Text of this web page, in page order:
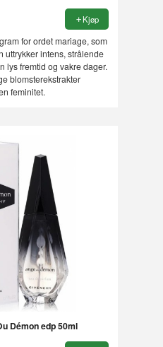
Kjøp
for ordet mariage, som
uttrykker intens, strålende
lys fremtid og vakre dager.
blomsterekstrakter
feminitet.
Démon edp 50ml